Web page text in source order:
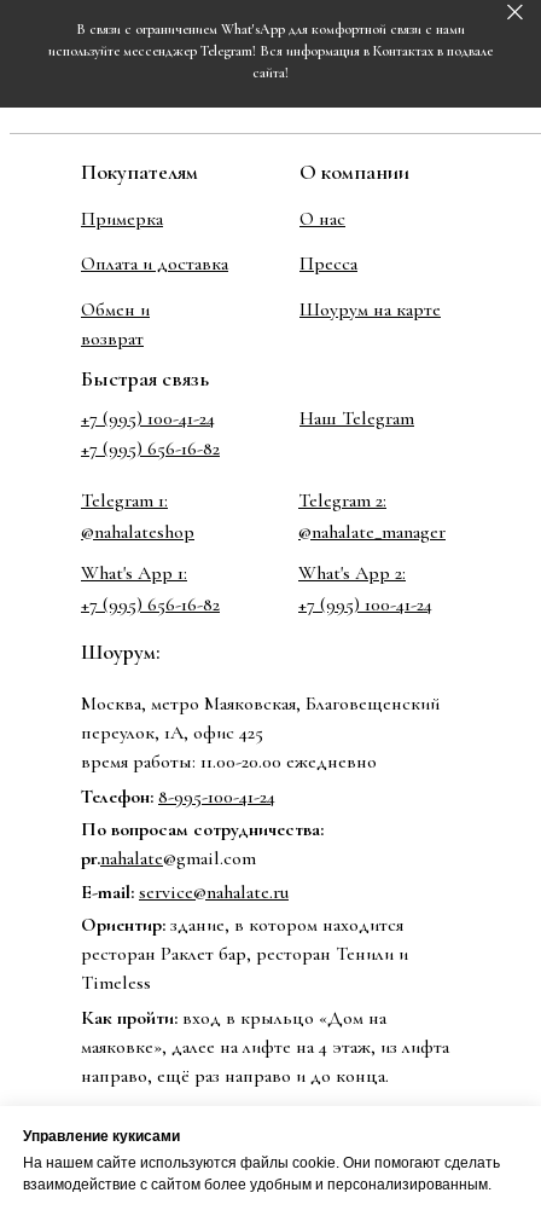
В связи с ограничением What'sApp для комфортной связи с нами
используйте мессенджер Telegram! Вся информация в Контактах в подвале
сайта!
Примерка
О нас
Оплата и доставка
Обмен и
возврат
Покупателям О компании
© 2020 Бренд одежды nahalate
Пресса
Ориентир: здание, в котором находится
ресторан Раклет бар, ресторан Тенили и
Timeless
Шоурум:
Москва, метро Маяковская, Благовещенский
переулок, 1А, офис 425
время работы: 11.00-20.00 ежедневно
Шоурум на карте
Как пройти: вход в крыльцо «Дом на
маяковке», далее на лифте на 4 этаж, из лифта
направо, ещё раз направо и до конца.
Телефон: 8-995-100-41-24
E-mail: service@nahalate.ru
Быстрая связь
По вопросам сотрудничества:
pr.nahalate@gmail.com
+7 (995) 100-41-24
Telegram 1:
Наш Telegram
@nahalate_manager
Telegram 2:
@nahalateshop
What's App 1:
+7 (995) 100-41-24
What's App 2:
+7 (995) 656-16-82
+7 (995) 656-16-82
Управление кукисами
На нашем сайте используются файлы cookie. Они помогают сделать
взаимодействие с сайтом более удобным и персонализированным.